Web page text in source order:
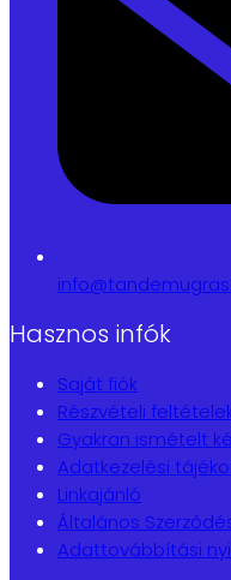
Hasznos infók
Saját fiók
Részvételi
Gyakran ismételt
Adatkezelési
Linkajánló
Általános
Adattovábbítási